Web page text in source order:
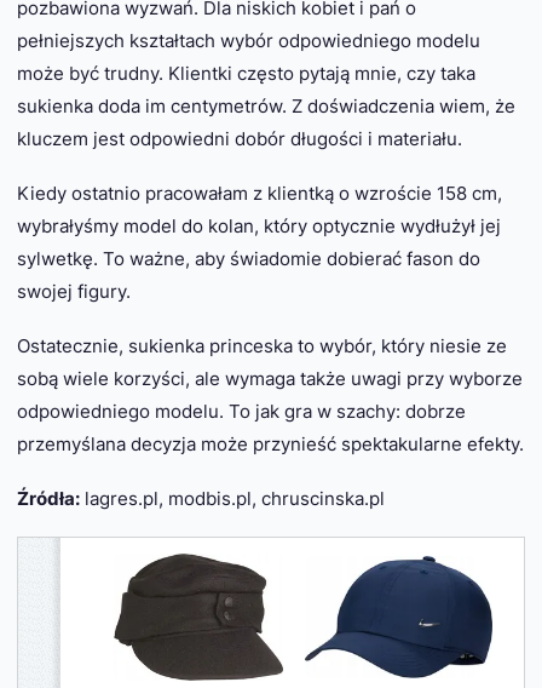
pozbawiona wyzwań. Dla niskich kobiet i pań o
pełniejszych kształtach wybór odpowiedniego modelu
może być trudny. Klientki często pytają mnie, czy taka
sukienka doda im centymetrów. Z doświadczenia wiem, że
kluczem jest odpowiedni dobór długości i materiału.
Kiedy ostatnio pracowałam z klientką o wzroście 158 cm,
wybrałyśmy model do kolan, który optycznie wydłużył jej
sylwetkę. To ważne, aby świadomie dobierać fason do
swojej figury.
Ostatecznie, sukienka princeska to wybór, który niesie ze
sobą wiele korzyści, ale wymaga także uwagi przy wyborze
odpowiedniego modelu. To jak gra w szachy: dobrze
przemyślana decyzja może przynieść spektakularne efekty.
Źródła: lagres.pl, modbis.pl, chruscinska.pl